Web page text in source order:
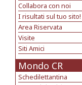
Collabora con noi
I risultati sul tuo sito!
Area Riservata
Visite
Siti Amici
Mondo CR
Schedilettantina